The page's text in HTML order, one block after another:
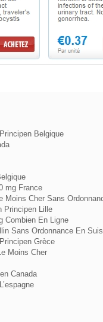
Belgique
mg France
Moins Cher Sans
Principen Lille
Combien En Ligne
Sans Ordonnance En
Grèce
Moins Cher
Canada